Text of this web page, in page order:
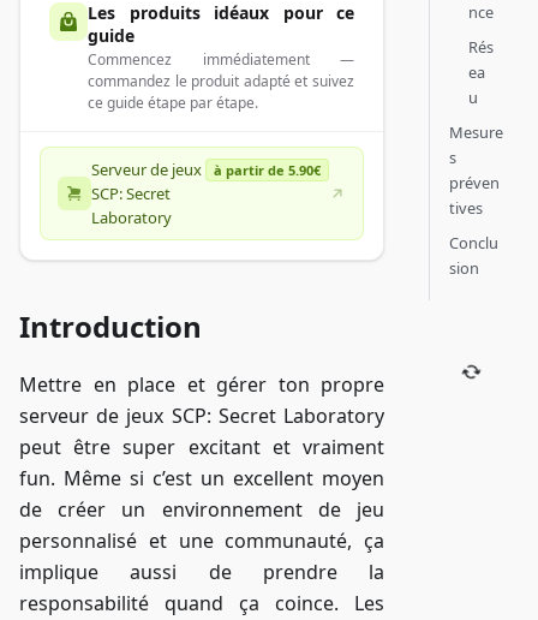
Les produits idéaux pour ce
guide
Commencez immédiatement —
commandez le produit adapté et suivez
ce guide étape par étape.
Serveur de jeux
SCP: Secret
Laboratory
à partir de 5.90€
Introduction
Mettre en place et gérer ton propre
serveur de jeux SCP: Secret Laboratory
peut être super excitant et vraiment
fun. Même si c’est un excellent moyen
de créer un environnement de jeu
personnalisé et une communauté, ça
implique aussi de prendre la
responsabilité quand ça coince. Les
nce
Rés
ea
u
Mesure
s
préven
tives
Conclu
sion